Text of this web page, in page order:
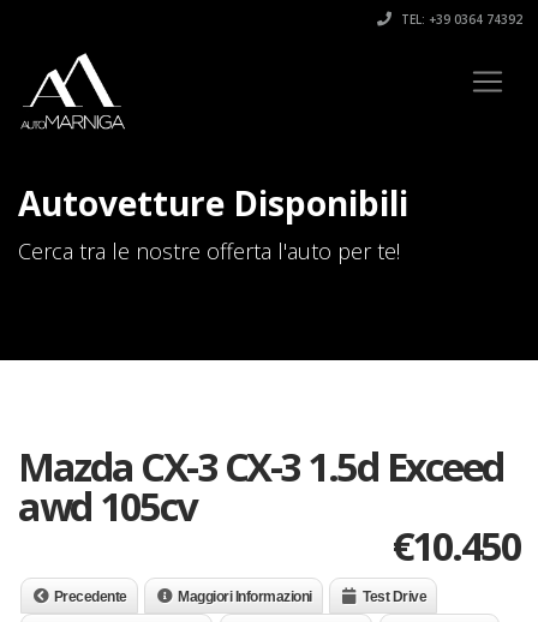
TEL: +39 0364 74392
Autovetture Disponibili
Cerca tra le nostre offerta l'auto per te!
Mazda CX-3 CX-3 1.5d Exceed
awd 105cv
€10.450
Precedente Maggiori Informazioni Test Drive